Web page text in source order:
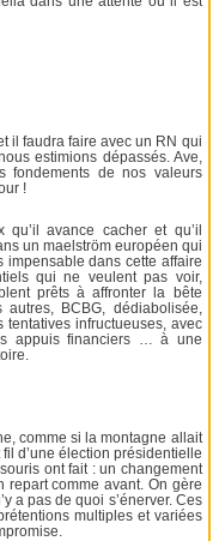
il faudra faire avec un RN qui
estimions dépassés. Ave,
fondements de nos valeurs
!
qu’il avance cacher et qu’il
un maelström européen qui
impensable dans cette affaire
qui ne veulent pas voir,
prêts à affronter la bête
BCBG, dédiabolisée,
infructueuses, avec
appuis financiers … à une
comme si la montagne allait
d’une élection présidentielle
ont fait : un changement
comme avant. On gère
a pas de quoi s’énerver. Ces
multiples et variées